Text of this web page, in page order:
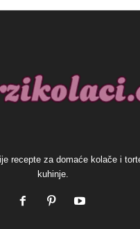
recepte za domaće kolače i
kuhinje.